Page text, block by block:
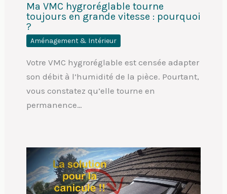
Ma VMC hygroréglable tourne
toujours en grande vitesse : pourquoi
?
Aménagement & Intérieur
Votre VMC hygroréglable est censée adapter
son débit à l’humidité de la pièce. Pourtant,
vous constatez qu’elle tourne en
permanence…